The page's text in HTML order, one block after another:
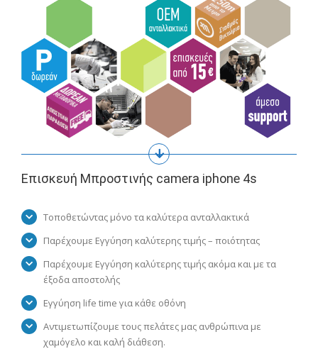
Επισκευή Μπροστινής camera iphone 4s
Τοποθετώντας μόνο τα καλύτερα ανταλλακτικά
Παρέχουμε Εγγύηση καλύτερης τιμής – ποιότητας
Παρέχουμε Εγγύηση καλύτερης τιμής ακόμα και με τα
έξοδα αποστολής
Εγγύηση life time για κάθε οθόνη
Αντιμετωπίζουμε τους πελάτες μας ανθρώπινα με
χαμόγελο και καλή διάθεση.